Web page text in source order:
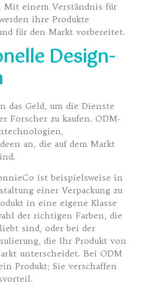
Mit einem Verständnis für
ihre Produkte
für den Markt vorbereitet.
Design-
das Geld, um die Dienste
Forscher zu kaufen. ODM-
an, die auf dem Markt
ist beispielsweise in
einer Verpackung zu
in eine eigene Klasse
der richtigen Farben, die
sind, oder bei der
die Ihr Produkt von
unterscheidet. Bei ODM
Produkt; Sie verschaffen